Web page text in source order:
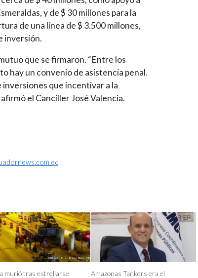
y de $ 30 millones para la
de una línea de $ 3.500 millones,
inversión.
que se firmaron. “Entre los
hay un convenio de asistencia penal.
que incentivar a la
el Canciller José Valencia.
murió tras estrellarse
Amazonas Tankers era el